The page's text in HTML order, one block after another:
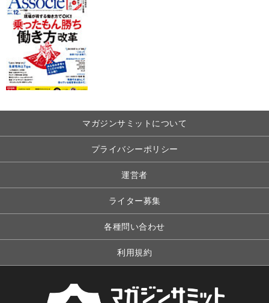
マガジンサミットについて
プライバシーポリシー
運営者
ライター募集
各種問い合わせ
利用規約